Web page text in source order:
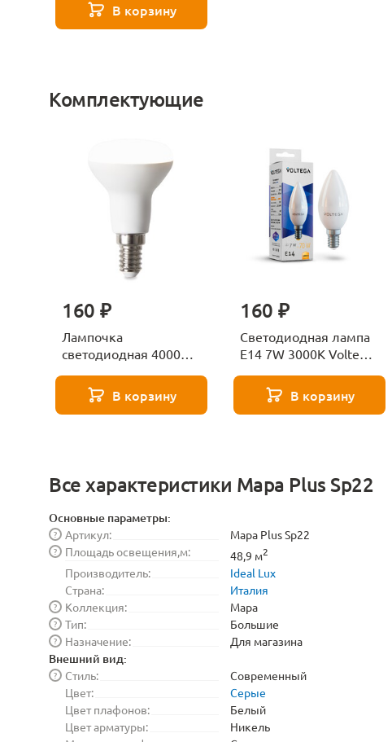
В корзину
Комплектующие
160 ₽
Лампочка
светодиодная 4000К
271 8585В корзину
160 ₽
Светодиодная лампа
E14 7W 3000K Voltega
В корзину
Все характеристики Mapa Plus Sp22
Основные параметры:
Артикул:
?
Mapa Plus Sp22
Площадь освещения,м:
? 48,9 м2
Производитель:
Ideal Lux
Страна:
Италия
Коллекция:
?
Mapa
Тип:
?
Большие
Назначение:
? Для магазина
Внешний вид:
Стиль:
?
Современный
Цвет:
Серые
Цвет плафонов:
Белый
Цвет арматуры:
Никель